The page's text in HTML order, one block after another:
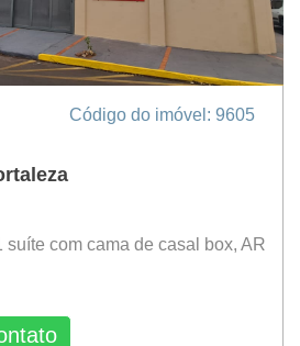
Código do imóvel: 9605
suíte com cama de casal box, AR